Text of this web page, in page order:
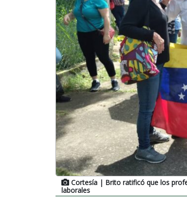
Cortesía | Brito ratificó que los
laborales